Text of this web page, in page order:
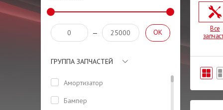
— OK
ГРУППА ЗАПЧАСТЕЙ
Амортизатор
Бампер
Все